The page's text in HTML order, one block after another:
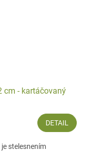
cm - kartáčovaný
DETAIL
stelesnením